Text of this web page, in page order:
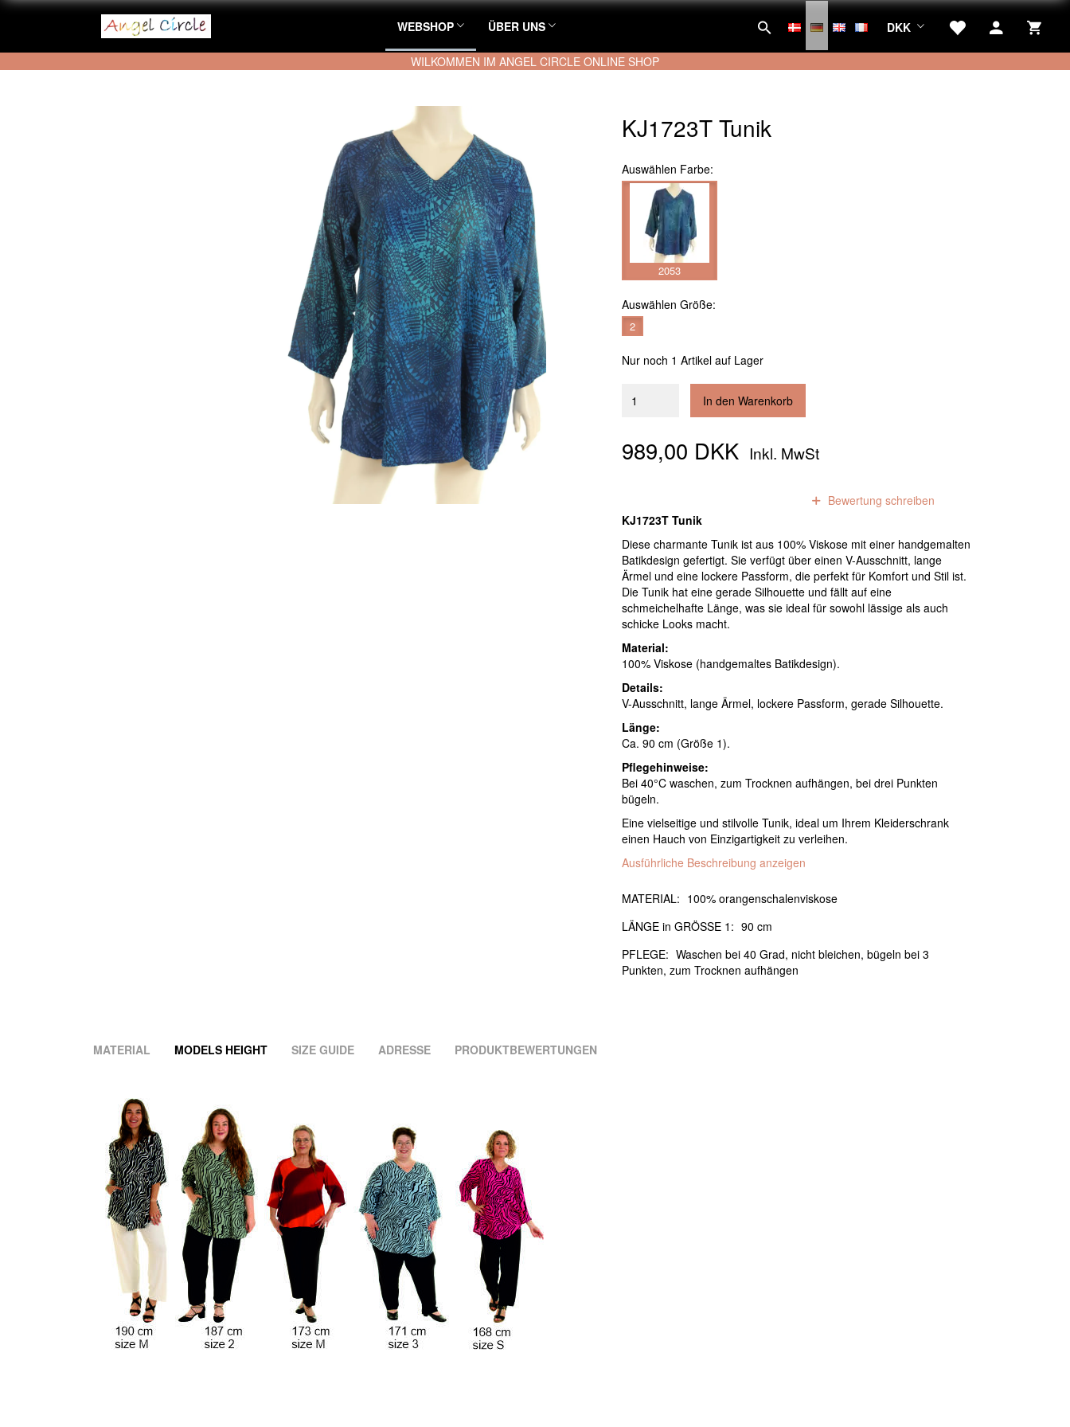
WEBSHOP ÜBER UNS DKK
WILKOMMEN IM ANGEL CIRCLE ONLINE SHOP
KJ1723T Tunik
Auswählen Farbe:
2053
Auswählen Größe:
2
Nur noch 1 Artikel auf Lager
In den Warenkorb
989,00 DKK Inkl. MwSt
Bewertung schreiben
KJ1723T Tunik
Diese charmante Tunik ist aus 100% Viskose mit einer handgemalten
Batikdesign gefertigt. Sie verfügt über einen V-Ausschnitt, lange
Ärmel und eine lockere Passform, die perfekt für Komfort und Stil ist.
Die Tunik hat eine gerade Silhouette und fällt auf eine
schmeichelhafte Länge, was sie ideal für sowohl lässige als auch
schicke Looks macht.
Material:
100% Viskose (handgemaltes Batikdesign).
Details:
V-Ausschnitt, lange Ärmel, lockere Passform, gerade Silhouette.
Länge:
Ca. 90 cm (Größe 1).
Pflegehinweise:
Bei 40°C waschen, zum Trocknen aufhängen, bei drei Punkten
bügeln.
Eine vielseitige und stilvolle Tunik, ideal um Ihrem Kleiderschrank
einen Hauch von Einzigartigkeit zu verleihen.
Ausführliche Beschreibung anzeigen
MATERIAL: 100% orangenschalenviskose
LÄNGE in GRÖSSE 1: 90 cm
PFLEGE: Waschen bei 40 Grad, nicht bleichen, bügeln bei 3
Punkten, zum Trocknen aufhängen
MATERIAL MODELS HEIGHT SIZE GUIDE ADRESSE PRODUKTBEWERTUNGEN